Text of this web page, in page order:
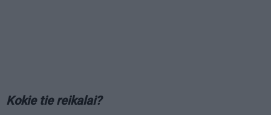
Kokie tie reikalai?